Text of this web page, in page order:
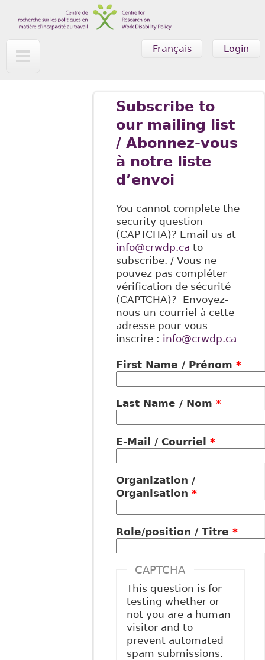
Skip to main content
Login
Français
Subscribe to
our mailing list
/ Abonnez-vous
à notre liste
d’envoi
You cannot complete the
security question
(CAPTCHA)? Email us at
info@crwdp.ca to
subscribe. / Vous ne
pouvez pas compléter
vérification de sécurité
(CAPTCHA)? Envoyez-
nous un courriel à cette
adresse pour vous
inscrire : info@crwdp.ca
First Name / Prénom *
Last Name / Nom *
E-Mail / Courriel *
Organization /
Organisation *
Role/position / Titre *
CAPTCHA
This question is for
testing whether or
not you are a human
visitor and to
prevent automated
spam submissions.